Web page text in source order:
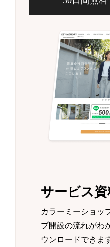
サービス
カラーミーショッ
プ開設の流れがわ
ウンロードできま